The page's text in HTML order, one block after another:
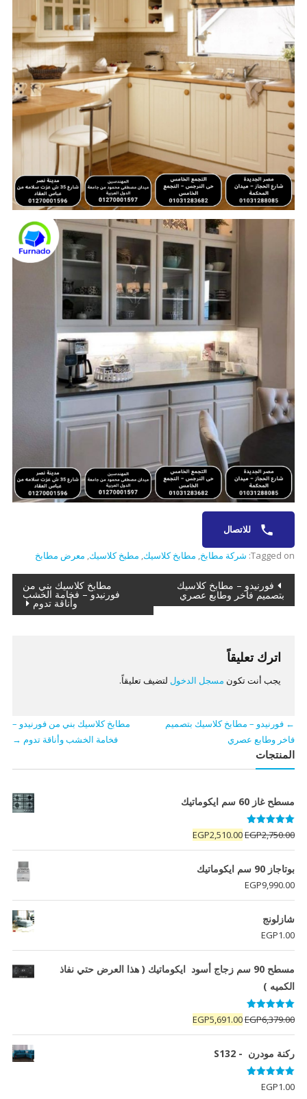
للاتصال
Tagged on: شركة مطابخ, مطابخ كلاسيك, مطبخ كلاسيك, معرض مطابخ
تصفّح
المقالات
فورنيدو – مطابخ كلاسيك
بتصميم فاخر وطابع عصري
مطابخ كلاسيك بني من
فورنيدو – فخامة الخشب
وأناقة تدوم
اترك تعليقاً
يجب أنت تكون مسجل الدخول لتضيف تعليقاً.
← فورنيدو – مطابخ كلاسيك بتصميم
فاخر وطابع عصري
مطابخ كلاسيك بني من فورنيدو –
فخامة الخشب وأناقة تدوم →
المنتجات
مسطح غاز 60 سم ايكوماتيك
تم التقييم
5.00 من 5EGP2,750.00
السعر
الأصلي
هو:
EGP2,510.00
السعر
الحالي
بوتاجاز 90 سم ايكوماتيك
EGP9,990.00
شازلونج
EGP1.00
مسطح 90 سم زجاج أسود ايكوماتيك ( هذا العرض حتي نفاذ
الكميه )
تم التقييم
5.00 من 5EGP6,379.00
السعر
الأصلي
هو:
EGP5,691.00
السعر
الحالي
ركنة مودرن - S132
تم التقييم
5.00
من 5
EGP1.00